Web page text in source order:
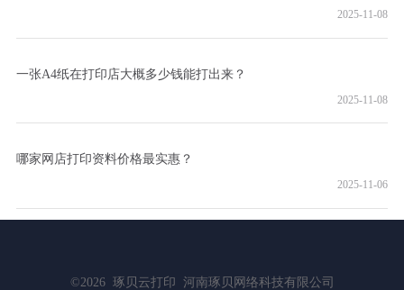
2025-11-08
一张A4纸在打印店大概多少钱能打出来？
2025-11-08
哪家网店打印资料价格最实惠？
2025-11-06
©2026 琢贝云打印 河南琢贝网络科技有限公司